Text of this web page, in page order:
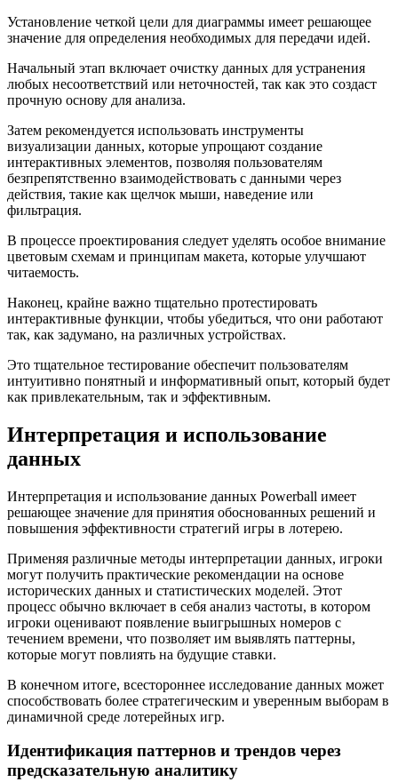
Установление четкой цели для диаграммы имеет решающее
значение для определения необходимых для передачи идей.
Начальный этап включает очистку данных для устранения
любых несоответствий или неточностей, так как это создаст
прочную основу для анализа.
Затем рекомендуется использовать инструменты
визуализации данных, которые упрощают создание
интерактивных элементов, позволяя пользователям
безпрепятственно взаимодействовать с данными через
действия, такие как щелчок мыши, наведение или
фильтрация.
В процессе проектирования следует уделять особое внимание
цветовым схемам и принципам макета, которые улучшают
читаемость.
Наконец, крайне важно тщательно протестировать
интерактивные функции, чтобы убедиться, что они работают
так, как задумано, на различных устройствах.
Это тщательное тестирование обеспечит пользователям
интуитивно понятный и информативный опыт, который будет
как привлекательным, так и эффективным.
Интерпретация и использование
данных
Интерпретация и использование данных Powerball имеет
решающее значение для принятия обоснованных решений и
повышения эффективности стратегий игры в лотерею.
Применяя различные методы интерпретации данных, игроки
могут получить практические рекомендации на основе
исторических данных и статистических моделей. Этот
процесс обычно включает в себя анализ частоты, в котором
игроки оценивают появление выигрышных номеров с
течением времени, что позволяет им выявлять паттерны,
которые могут повлиять на будущие ставки.
В конечном итоге, всестороннее исследование данных может
способствовать более стратегическим и уверенным выборам в
динамичной среде лотерейных игр.
Идентификация паттернов и трендов через
предсказательную аналитику